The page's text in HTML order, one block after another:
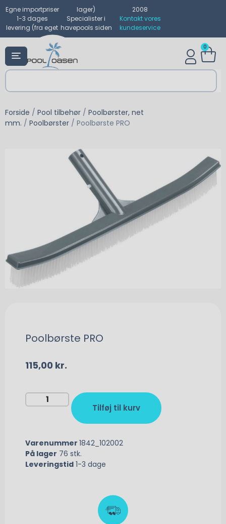
Egne importpriser
1-3 dages
levering (fra eget
lager)
Specialister i
havepools siden
2008
Kontakt vores
kundeservice
0
Forside / Pool tilbehør / Poolbørster, net
mm. / Poolbørster / Poolbørste PRO
Poolbørste PRO
115,00 kr.
Tilføj til kurv
Varenummer 1842_102002
På lager 76 stk.
Leveringstid 1-3 dage